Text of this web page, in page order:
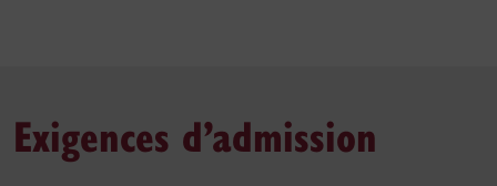
Exigences d’admission